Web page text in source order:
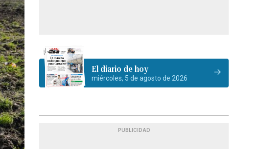
El diario de hoy
miércoles, 5 de agosto de 2026
PUBLICIDAD